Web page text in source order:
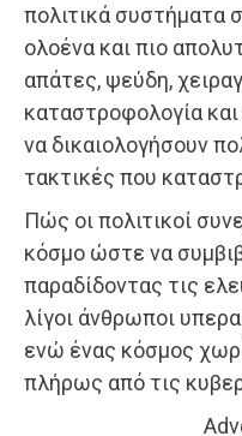
πολιτικά συστήματα
ολοένα και πιο
απάτες, ψεύδη,
καταστροφολογία
να δικαιολογήσουν
τακτικές που
Πώς οι πολιτικοί
κόσμο ώστε να
παραδίδοντας τις
λίγοι άνθρωποι
ενώ ένας κόσμος
πλήρως από τις